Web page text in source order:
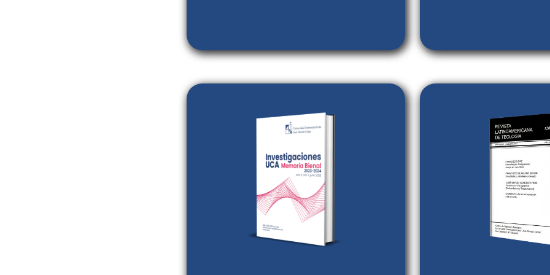
Número
Investigaciones UCA
es una Memoria de
investigaciones de publicación periódica,
salvadoreña y el mundo la producción
interna de la Universidad
Centroamericana José Simeón Cañas en
el campo de la ciencia y tecnología.
ISSN: 2789-4061 (En línea) ISSN-L:
2789-4061
Revista
una publicación
sobre la realidad social
la teología.
ISSN: 2789-0406
ISSN: 0259-9872